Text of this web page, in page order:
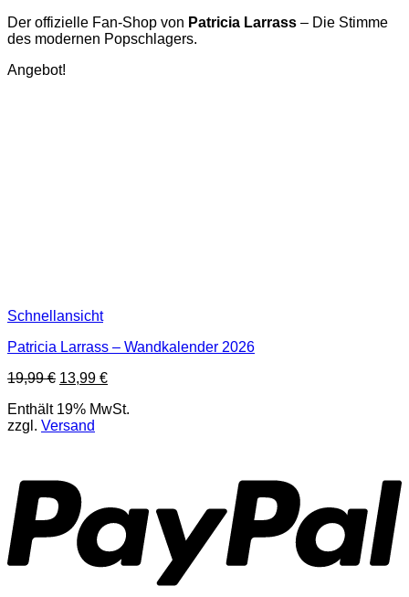
Der offizielle Fan-Shop von Patricia Larrass – Die Stimme
des modernen Popschlagers.
Angebot!
Schnellansicht
Patricia Larrass – Wandkalender 2026
19,99€ Ursprünglicher
war:
19,99 €
13,99 €Aktueller
ist:
Enthält 19% MwSt.
zzgl. Versand